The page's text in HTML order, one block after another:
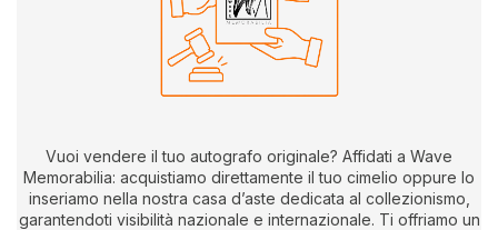
Vuoi vendere il tuo autografo originale? Affidati a Wave
Memorabilia: acquistiamo direttamente il tuo cimelio oppure lo
inseriamo nella nostra casa d’aste dedicata al collezionismo,
garantendoti visibilità nazionale e internazionale. Ti offriamo un